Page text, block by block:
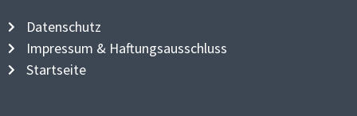
Datenschutz
Impressum & Haftungsausschluss
Startseite